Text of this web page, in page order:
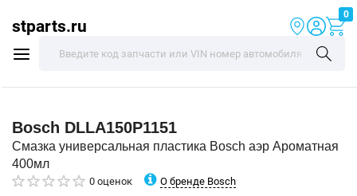
stparts.ru
0
Bosch DLLA150P1151
Смазка универсальная пластика Bosch аэр Ароматная
400мл
0 оценок О бренде Bosch